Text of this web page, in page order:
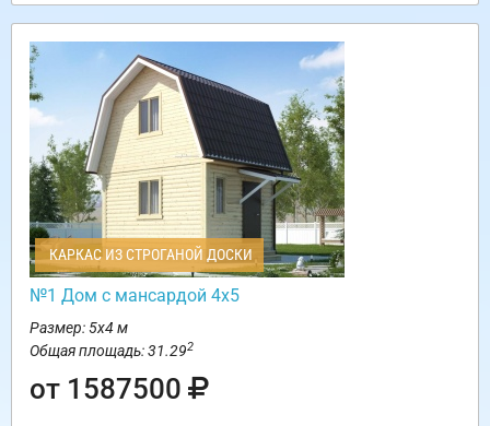
КАРКАС ИЗ СТРОГАНОЙ ДОСКИ
№1 Дом с мансардой 4х5
Размер: 5х4 м
Общая площадь: 31.292
от 1587500